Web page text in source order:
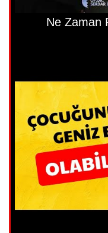
Ne Zaman